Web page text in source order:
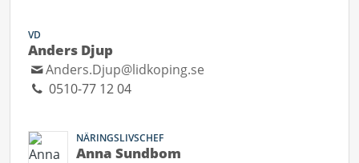
VD
Anders Djup
Anders.Djup@lidkoping.se
0510-77 12 04
NÄRINGSLIVSCHEF
Anna Sundbom